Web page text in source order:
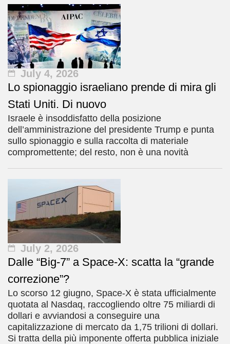
July 4, 2026
Lo spionaggio israeliano prende di mira gli
Stati Uniti. Di nuovo
Israele è insoddisfatto della posizione
dell’amministrazione del presidente Trump e punta
sullo spionaggio e sulla raccolta di materiale
compromettente; del resto, non è una novità
July 2, 2026
Dalle “Big-7” a Space-X: scatta la “grande
correzione”?
Lo scorso 12 giugno, Space-X è stata ufficialmente
quotata al Nasdaq, raccogliendo oltre 75 miliardi di
dollari e avviandosi a conseguire una
capitalizzazione di mercato da 1,75 trilioni di dollari.
Si tratta della più imponente offerta pubblica iniziale